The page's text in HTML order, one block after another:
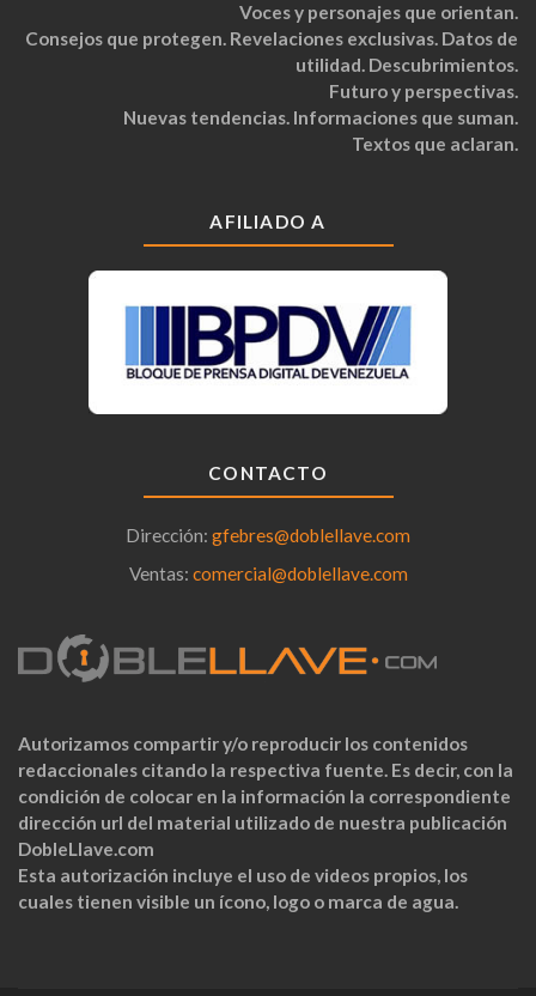
Voces y personajes que orientan.
Consejos que protegen. Revelaciones exclusivas. Datos de
utilidad. Descubrimientos.
Futuro y perspectivas.
Nuevas tendencias. Informaciones que suman.
Textos que aclaran.
AFILIADO A
CONTACTO
Dirección: gfebres@doblellave.com
Ventas: comercial@doblellave.com
Autorizamos compartir y/o reproducir los contenidos
redaccionales citando la respectiva fuente. Es decir, con la
condición de colocar en la información la correspondiente
dirección url del material utilizado de nuestra publicación
DobleLlave.com
Esta autorización incluye el uso de videos propios, los
cuales tienen visible un ícono, logo o marca de agua.